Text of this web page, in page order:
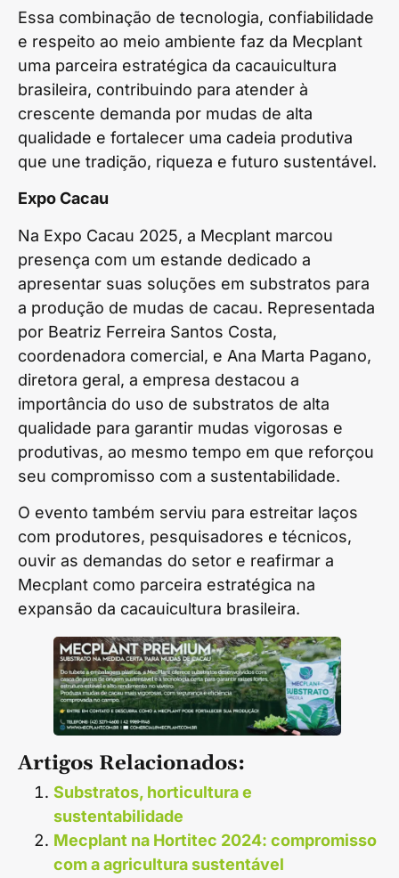
Essa combinação de tecnologia, confiabilidade
e respeito ao meio ambiente faz da Mecplant
uma parceira estratégica da cacauicultura
brasileira, contribuindo para atender à
crescente demanda por mudas de alta
qualidade e fortalecer uma cadeia produtiva
que une tradição, riqueza e futuro sustentável.
Expo Cacau
Na Expo Cacau 2025, a Mecplant marcou
presença com um estande dedicado a
apresentar suas soluções em substratos para
a produção de mudas de cacau. Representada
por Beatriz Ferreira Santos Costa,
coordenadora comercial, e Ana Marta Pagano,
diretora geral, a empresa destacou a
importância do uso de substratos de alta
qualidade para garantir mudas vigorosas e
produtivas, ao mesmo tempo em que reforçou
seu compromisso com a sustentabilidade.
O evento também serviu para estreitar laços
com produtores, pesquisadores e técnicos,
ouvir as demandas do setor e reafirmar a
Mecplant como parceira estratégica na
expansão da cacauicultura brasileira.
Artigos Relacionados:
Substratos, horticultura e
sustentabilidade
Mecplant na Hortitec 2024: compromisso
com a agricultura sustentável